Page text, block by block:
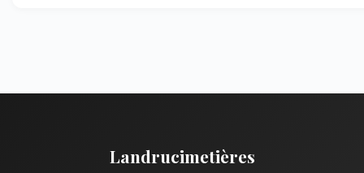
Landrucimetières